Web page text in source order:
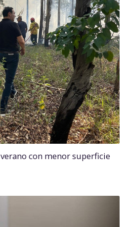
con menor superficie